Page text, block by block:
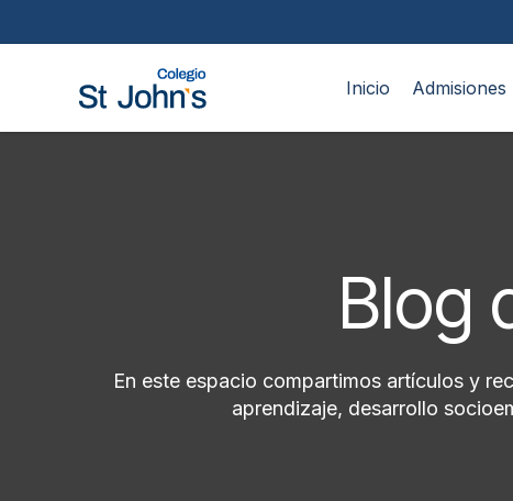
Inicio Admisiones
Blog
En este espacio compartimos artículos y
aprendizaje, desarrollo